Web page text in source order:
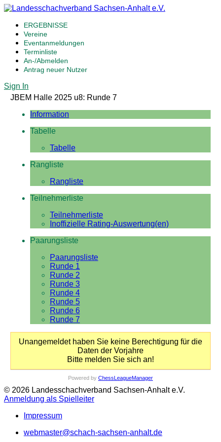
ERGEBNISSE
Vereine
Eventanmeldungen
Terminliste
An-/Abmelden
Antrag neuer Nutzer
Sign In
JBEM Halle 2025 u8: Runde 7
Information
Tabelle
Tabelle
Rangliste
Rangliste
Teilnehmerliste
Teilnehmerliste
Inoffizielle Rating-Auswertung(en)
Paarungsliste
Paarungsliste
Runde 1
Runde 2
Runde 3
Runde 4
Runde 5
Runde 6
Runde 7
Unangemeldet haben Sie keine Berechtigung für die
Daten der Vorjahre
Bitte melden Sie sich an!
Powered by ChessLeagueManager
© 2026 Landesschachverband Sachsen-Anhalt e.V.
Anmeldung als Spielleiter
Impressum
webmaster@schach-sachsen-anhalt.de